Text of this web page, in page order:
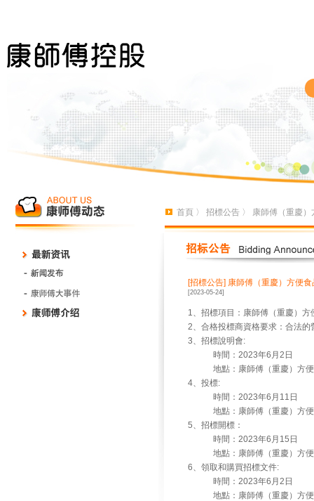
首頁 〉 招標公告 〉 康師傅（重慶
[招標公告] 康師傅（重慶）方便
[2023-05-24]
1、招標項目：康師傅（重慶）
2、合格投標商資格要求：合法
3、招標說明會:
時間：2023年6月2日
地點：康師傅（重慶）方便
4、投標:
時間：2023年6月11日
地點：康師傅（重慶）方便
5、招標開標：
時間：2023年6月15日
地點：康師傅（重慶）方便
6、領取和購買招標文件:
時間：2023年6月2日
地點：康師傅（重慶）方便